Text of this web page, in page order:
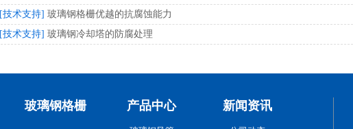
[技术支持] 玻璃钢格栅优越的抗腐蚀能力
[技术支持] 玻璃钢冷却塔的防腐处理
玻璃钢格栅 产品中心 新闻资讯